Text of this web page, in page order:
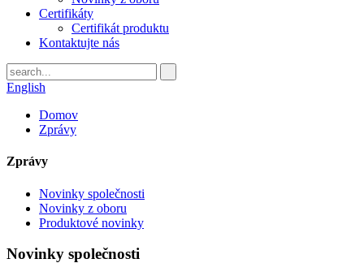
Certifikáty
Certifikát produktu
Kontaktujte nás
English
Domov
Zprávy
Zprávy
Novinky společnosti
Novinky z oboru
Produktové novinky
Novinky společnosti